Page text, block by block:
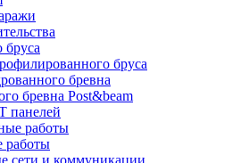
бруса
бруса
бревна
бревна Post&beam
панелей
работы
работы
сети и коммуникации